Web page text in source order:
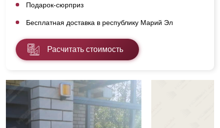
Подарок-сюрприз
Бесплатная доставка в республику Марий Эл
Расчитать стоимость